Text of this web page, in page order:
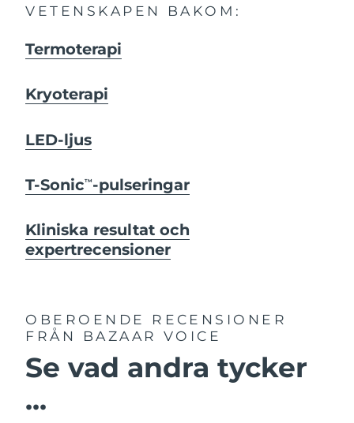
VETENSKAPEN BAKOM:
Termoterapi
Kryoterapi
LED-ljus
T-SonicTM -pulseringar
Kliniska resultat och
expertrecensioner
OBEROENDE RECENSIONER
FRÅN BAZAAR VOICE
Se vad andra tycker
...